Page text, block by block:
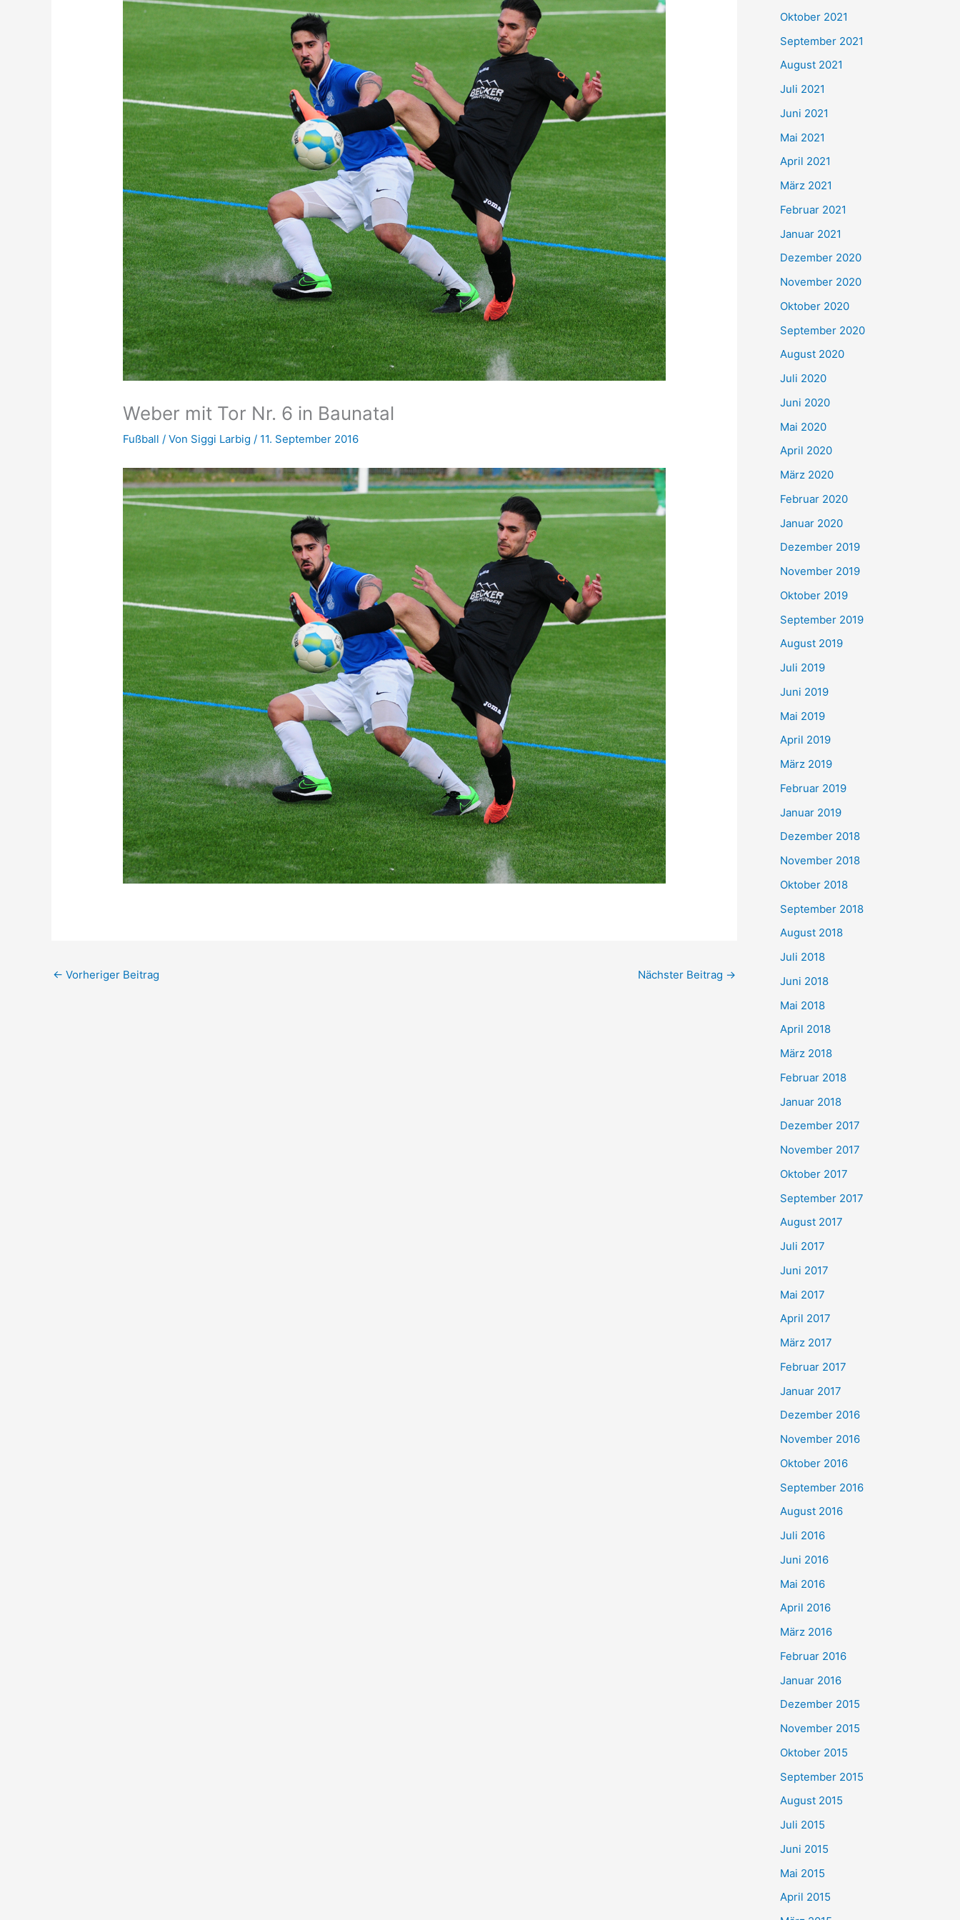
Weber mit Tor Nr. 6 in Baunatal
Fußball / Von Siggi Larbig/ 11. September 2016
← Vorheriger Beitrag Nächster Beitrag →
e
n
h
:
Oktober 2021
September 2021
August 2021
Juli 2021
Juni 2021
Mai 2021
April 2021
März 2021
Februar 2021
Januar 2021
Dezember 2020
November 2020
Oktober 2020
September 2020
August 2020
Juli 2020
Juni 2020
Mai 2020
April 2020
März 2020
Februar 2020
Januar 2020
Dezember 2019
November 2019
Oktober 2019
September 2019
August 2019
Juli 2019
Juni 2019
Mai 2019
April 2019
März 2019
Februar 2019
Januar 2019
Dezember 2018
November 2018
Oktober 2018
September 2018
August 2018
Juli 2018
Juni 2018
Mai 2018
April 2018
März 2018
Februar 2018
Januar 2018
Dezember 2017
November 2017
Oktober 2017
September 2017
August 2017
Juli 2017
Juni 2017
Mai 2017
April 2017
März 2017
Februar 2017
Januar 2017
Dezember 2016
November 2016
Oktober 2016
September 2016
August 2016
Juli 2016
Juni 2016
Mai 2016
April 2016
März 2016
Februar 2016
Januar 2016
Dezember 2015
November 2015
Oktober 2015
September 2015
August 2015
Juli 2015
Juni 2015
Mai 2015
April 2015